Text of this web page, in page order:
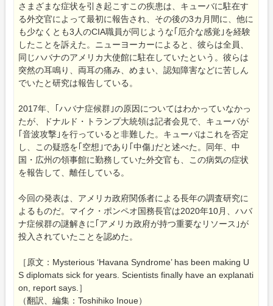
さまざまな症状を引き起こすこの疾患は、キューバに駐在す
る外交官によって最初に報告され、その後の3カ月間に、他に
も少なくとも3人のCIA職員が同じような｢厄介な感覚｣を経験
したことを訴えた。ニューヨーカーによると、彼らは全員、
同じハバナのアメリカ大使館に駐在していたという。彼らは
突然の耳鳴り、両耳の痛み、めまい、認知障害などに苦しん
でいたと研究は報告している。
2017年、｢ハバナ症候群｣の原因についてはわかっていなかっ
たが、ドナルド・トランプ大統領は記者会見で、キューバが
｢音波攻撃｣を行っていると非難した。キューバはこれを否定
し、この疑惑を｢空想｣であり｢中傷｣だと述べた。同年、中
国・広州の領事館に勤務していた外交官も、この病気の症状
を報告して、離任している。
今回の発表は、アメリカ政府関係者による長年の調査研究に
よるものだ。マイク・ポンペオ国務長官は2020年10月、ハバ
ナ症候群の謎解きに｢アメリカ政府が持つ重要なリソース｣が
投入されていたことを認めた。
［原文：Mysterious ‘Havana Syndrome’ has been making U
S diplomats sick for years. Scientists finally have an explanati
on, report says.］
（翻訳、編集：Toshihiko Inoue）